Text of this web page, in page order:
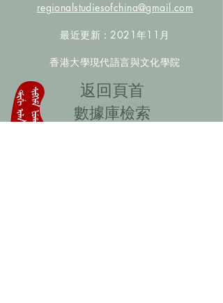
regionalstudiesofchina@gmail.com
最近更新：2021年11月
香港大學現代語言與文化學院
​返回頁首
數據庫檢索